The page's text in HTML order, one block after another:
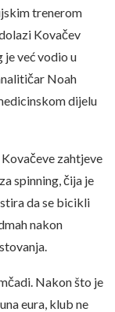
trenerom
Kovačev
je već vodio u
Noah
dijelu
zahtjeve
spinning, čija je
da se bicikli
nakon
Nakon što je
eura, klub ne